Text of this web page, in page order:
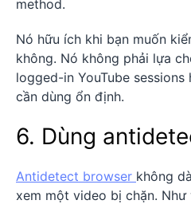
method.
Nó hữu ích khi bạn muốn
không. Nó không phải lựa
logged-in YouTube
cần dùng ổn định.
6. Dùng
Antidetect browser không
xem một video bị chặn. Như